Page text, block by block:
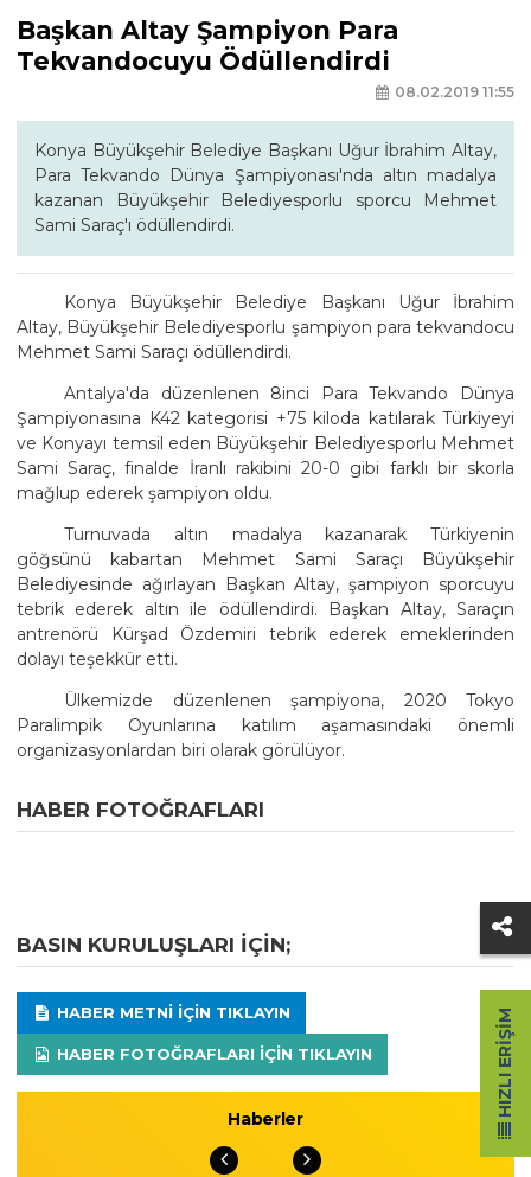
Başkan Altay Şampiyon Para
Tekvandocuyu Ödüllendirdi
08.02.2019 11:55
Konya Büyükşehir Belediye Başkanı Uğur İbrahim Altay,
Para Tekvando Dünya Şampiyonası'nda altın madalya
kazanan Büyükşehir Belediyesporlu sporcu Mehmet
Sami Saraç'ı ödüllendirdi.
Konya Büyükşehir Belediye Başkanı Uğur İbrahim
Altay, Büyükşehir Belediyesporlu şampiyon para tekvandocu
Mehmet Sami Saraçı ödüllendirdi.
Antalya'da düzenlenen 8inci Para Tekvando Dünya
Şampiyonasına K42 kategorisi +75 kiloda katılarak Türkiyeyi
ve Konyayı temsil eden Büyükşehir Belediyesporlu Mehmet
Sami Saraç, finalde İranlı rakibini 20-0 gibi farklı bir skorla
mağlup ederek şampiyon oldu.
Turnuvada altın madalya kazanarak Türkiyenin
göğsünü kabartan Mehmet Sami Saraçı Büyükşehir
Belediyesinde ağırlayan Başkan Altay, şampiyon sporcuyu
tebrik ederek altın ile ödüllendirdi. Başkan Altay, Saraçın
antrenörü Kürşad Özdemiri tebrik ederek emeklerinden
dolayı teşekkür etti.
Ülkemizde düzenlenen şampiyona, 2020 Tokyo
Paralimpik Oyunlarına katılım aşamasındaki önemli
organizasyonlardan biri olarak görülüyor.
HABER FOTOĞRAFLARI
BASIN KURULUŞLARI IÇIN;
HABER METNI IÇIN TIKLAYIN
HABER FOTOĞRAFLARI IÇIN TIKLAYIN
Haberler HIZLI ERIŞIM